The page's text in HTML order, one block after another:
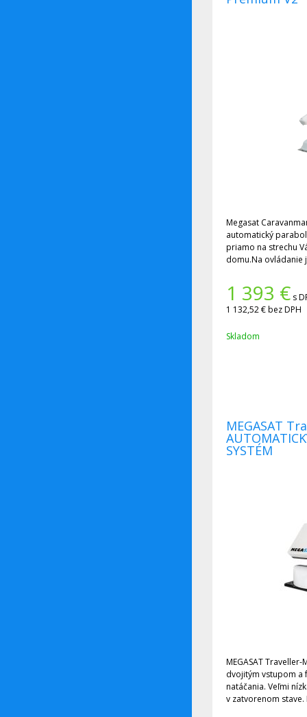
Megasat
automatický
priamo na strechu
domu.Na ovládanie
1 393 € s
1 132,52 €bez DPH
Skladom
MEGASAT Traveller-Man 3 - PLNE
SYSTÉM
MEGASAT Traveller-Man 3 - Satelitná anténa s
dvojitým vstupom a
natáčania. Veľmi
v zatvorenom